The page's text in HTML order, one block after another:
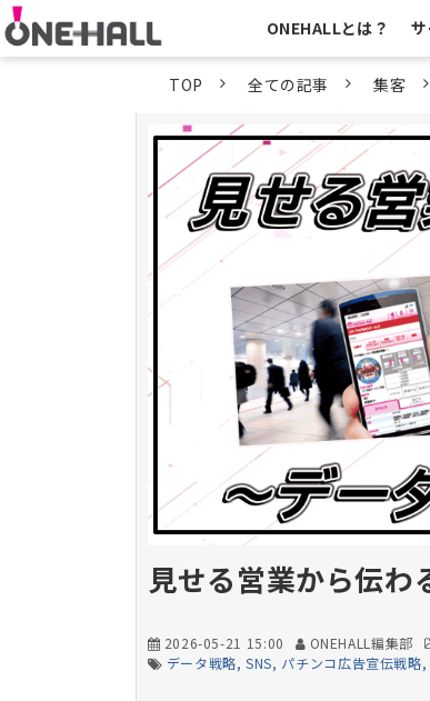
ONEHALLとは？
TOP 全ての記事 集客
見せる営業から伝わ
2026-05-21 15:00 ONEHALL編集部
データ戦略 SNS パチンコ広告宣伝戦略